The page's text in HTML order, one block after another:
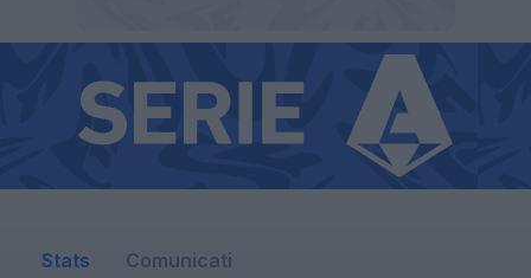
Comunicati